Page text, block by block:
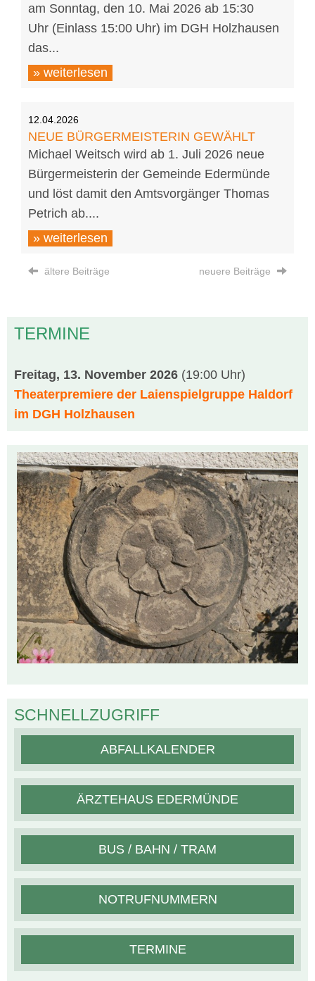
am Sonntag, den 10. Mai 2026 ab 15:30
Uhr (Einlass 15:00 Uhr) im DGH Holzhausen
das...
» weiterlesen
12.04.2026
NEUE BÜRGERMEISTERIN GEWÄHLT
Michael Weitsch wird ab 1. Juli 2026 neue
Bürgermeisterin der Gemeinde Edermünde
und löst damit den Amtsvorgänger Thomas
Petrich ab....
» weiterlesen
ältere Beiträge neuere Beiträge
TERMINE
Freitag, 13. November 2026 (19:00 Uhr)
Theaterpremiere der Laienspielgruppe Haldorf
im DGH Holzhausen
SCHNELLZUGRIFF
ABFALLKALENDER
ÄRZTEHAUS EDERMÜNDE
BUS / BAHN / TRAM
NOTRUFNUMMERN
TERMINE